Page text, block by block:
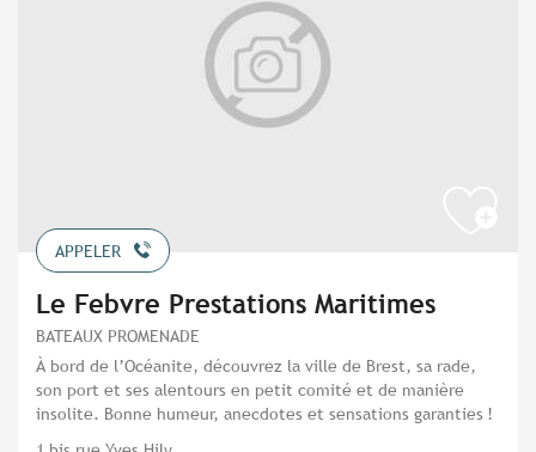
APPELER
Le Febvre Prestations Maritimes
BATEAUX PROMENADE
À bord de l’Océanite, découvrez la ville de Brest, sa rade,
son port et ses alentours en petit comité et de manière
insolite. Bonne humeur, anecdotes et sensations garanties !